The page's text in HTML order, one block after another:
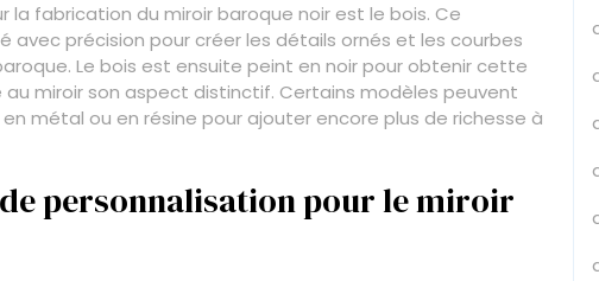
fabrication du miroir baroque noir est le bois. Ce
précision pour créer les détails ornés et les courbes
Le bois est ensuite peint en noir pour obtenir cette
miroir son aspect distinctif. Certains modèles peuvent
métal ou en résine pour ajouter encore plus de richesse à
personnalisation pour le miroir